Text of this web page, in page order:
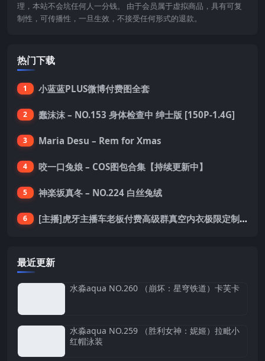
理，本站不会坑任何人一分钱。 由于会员属于虚拟商品，具有可复
制性，可传播性，一旦生效，不接受任何形式的退款。
热门下载
1 小蓝蓝PLUS微博付费图全套
2 蠢沫沫 – NO.153 身体检查中 绅士版 [150P-1.4G]
3 Maria Desu – Rem for Xmas
4 咬一口兔娘 – COS图包合集【持续更新中】
5 神楽坂真冬 – NO.224 白丝兔绒
6 [主播]虎牙主播车老板付费高级群真空内衣极限定制8分19
最近更新
水淼aqua NO.260 （崩坏：星穹铁道）卡芙卡
水淼aqua NO.259 （胜利女神：妮姬）拉毗小
红帽泳装